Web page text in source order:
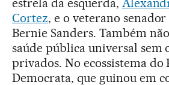
estrela da esquerda,
Cortez, e o veterano
Bernie Sanders. Também
saúde pública universal sem
privados. No ecossistema do
Democrata, que guinou em